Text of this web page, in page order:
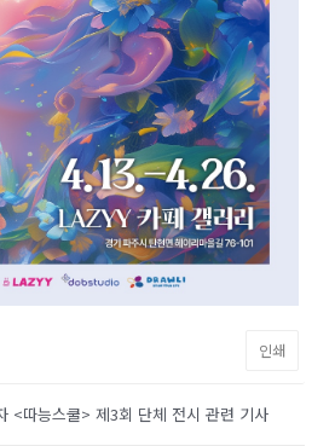
인쇄
<따능스쿨> 제3회 단체 전시 관련 기사